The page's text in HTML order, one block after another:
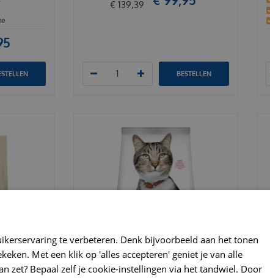
€ 139,39
BESTELLEN
te verbeteren. Denk bijvoorbeeld aan het tonen
Met een klik op 'alles accepteren' geniet je van alle
zet? Bepaal zelf je cookie-instellingen via het tandwiel. Door